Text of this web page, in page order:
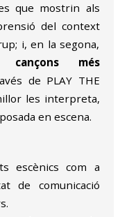
que mostrin als
del context
i, en la segona,
cançons més
de PLAY THE
les interpreta,
en escena.
escènics com a
de comunicació